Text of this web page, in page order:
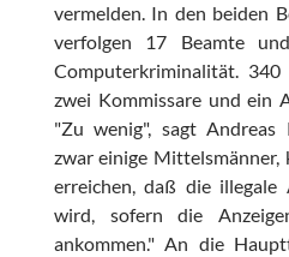
vermelden. In den beiden
verfolgen 17 Beamte
Computerkriminalität. 340
zwei Kommissare und ein
"Zu wenig", sagt Andreas
zwar einige Mittelsmänner,
erreichen, daß die illegale
wird, sofern die
ankommen." An die